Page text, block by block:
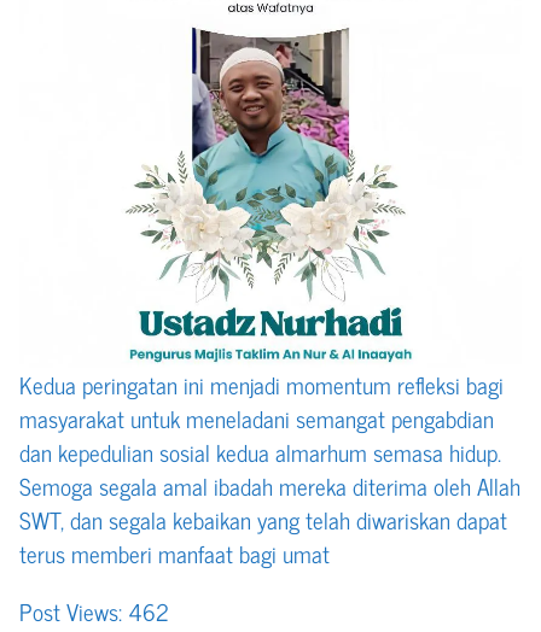
Kedua peringatan ini menjadi momentum refleksi bagi
masyarakat untuk meneladani semangat pengabdian
dan kepedulian sosial kedua almarhum semasa hidup.
Semoga segala amal ibadah mereka diterima oleh Allah
SWT, dan segala kebaikan yang telah diwariskan dapat
terus memberi manfaat bagi umat
Post Views:462